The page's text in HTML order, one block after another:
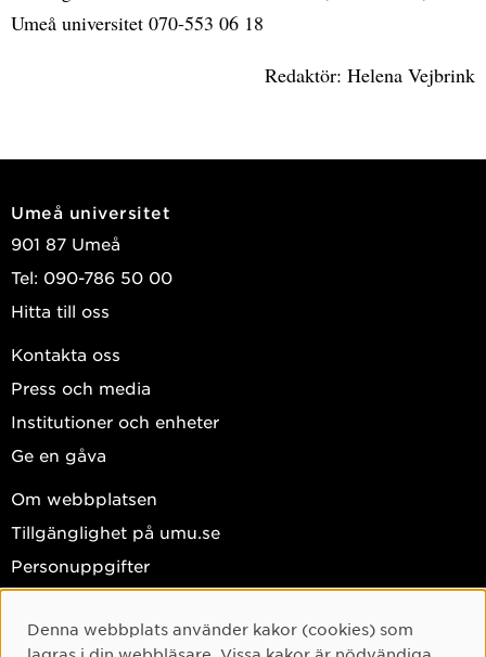
Umeå universitet 070-553 06 18
Redaktör: Helena Vejbrink
Umeå universitet
901 87 Umeå
Tel: 090-786 50 00
Hitta till oss
Kontakta oss
Press och media
Institutioner och enheter
Ge en gåva
Om webbplatsen
Tillgänglighet på umu.se
Personuppgifter
Facebook
Cookie-samtycke
Denna webbplats använder kakor (cookies) som